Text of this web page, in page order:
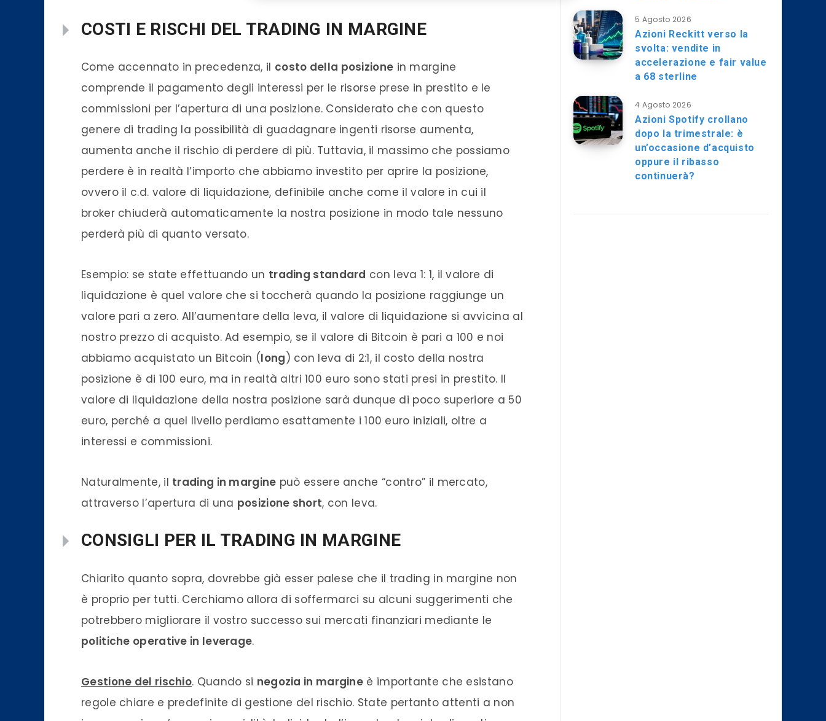
COSTI E RISCHI DEL TRADING IN MARGINE
Come accennato in precedenza, il costo della posizione in margine
comprende il pagamento degli interessi per le risorse prese in prestito e le
commissioni per l’apertura di una posizione. Considerato che con questo
genere di trading la possibilità di guadagnare ingenti risorse aumenta,
aumenta anche il rischio di perdere di più. Tuttavia, il massimo che possiamo
perdere è in realtà l’importo che abbiamo investito per aprire la posizione,
ovvero il c.d. valore di liquidazione, definibile anche come ilvalore in cui il
brokerchiuderà automaticamente la nostra posizione in modo tale nessuno
perderà più di quanto versato.
Esempio: se state effettuando un trading standard con leva 1: 1, ilvalore di
liquidazione è quelvalore che si toccherà quando la posizione raggiunge un
valore pari a zero. All’aumentare della leva, il valore di liquidazione si avvicina al
nostro prezzo di acquisto. Ad esempio, se il valore di Bitcoin è pari a 100 e noi
abbiamo acquistato un Bitcoin (long) con leva di 2:1, il costo della nostra
posizione è di 100 euro, ma in realtà altri 100 euro sono stati presi in prestito. Il
valore di liquidazione della nostra posizione sarà dunque di poco superiore a 50
euro, perché a quel livello perdiamo esattamente i 100 euro iniziali, oltre a
interessi e commissioni.
Naturalmente, il trading in margine può essere anche “contro” il mercato,
attraverso l’apertura di una posizione short, con leva.
CONSIGLI PER IL TRADING IN MARGINE
Chiarito quanto sopra, dovrebbe già esser palese che il trading in margine non
è proprio per tutti. Cerchiamo allora di soffermarci su alcuni suggerimenti che
potrebbero migliorare il vostro successo sui mercati finanziari mediante le
politiche operative in leverage.
Gestione del rischio. Quando si negozia in margine è importante che esistano
regole chiare e predefinite di gestione del rischio. State pertanto attenti a non
5 Agosto 2026
Azioni Reckitt verso la
svolta: vendite in
accelerazione e fair value
a 68 sterline
4 Agosto 2026
Azioni Spotify crollano
dopo la trimestrale: è
un’occasione d’acquisto
oppure il ribasso
continuerà?